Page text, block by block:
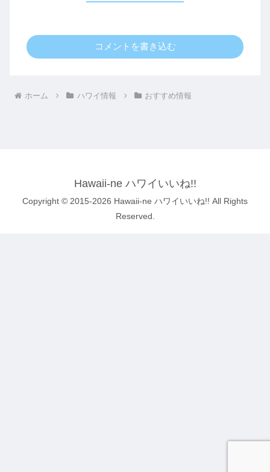
コメントを書き込む
ホーム ハワイ情報 おすすめ情報
Hawaii-ne ハワイいいね!!
Copyright © 2015-2026 Hawaii-ne ハワイいいね!! All Rights
Reserved.